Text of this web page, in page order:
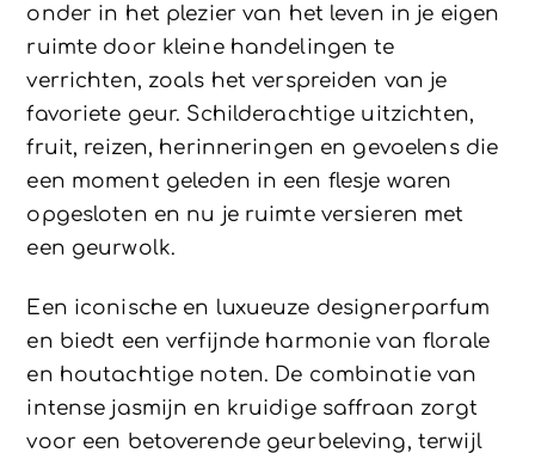
onder in het plezier van het leven in je eigen
ruimte door kleine handelingen te
verrichten, zoals het verspreiden van je
favoriete geur. Schilderachtige uitzichten,
fruit, reizen, herinneringen en gevoelens die
een moment geleden in een flesje waren
opgesloten en nu je ruimte versieren met
een geurwolk.
Een iconische en luxueuze designerparfum
en biedt een verfijnde harmonie van florale
en houtachtige noten. De combinatie van
intense jasmijn en kruidige saffraan zorgt
voor een betoverende geurbeleving, terwijl